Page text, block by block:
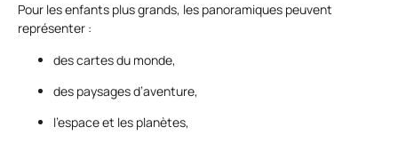
Pour les enfants plus grands, les panoramiques peuvent
représenter :
des cartes du monde,
des paysages d’aventure,
l’espace et les planètes,